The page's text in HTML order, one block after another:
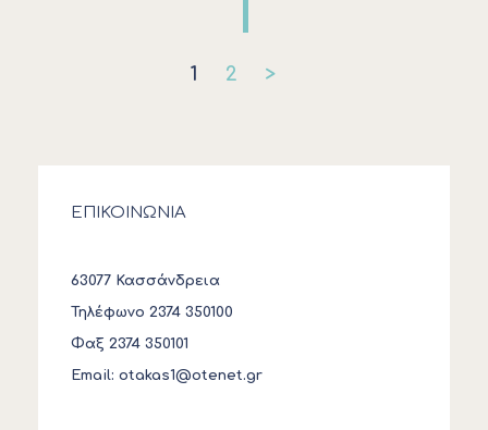
1 2 >
ΕΠΙΚΟΙΝΩΝΙΑ
63077 Κασσάνδρεια
Τηλέφωνο 2374 350100
Φαξ 2374 350101
Email: otakas1@otenet.gr